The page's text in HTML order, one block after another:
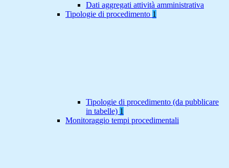
Dati aggregati attività amministrativa
Tipologie di procedimento 1
Tipologie di procedimento (da pubblicare
in tabelle) 1
Monitoraggio tempi procedimentali